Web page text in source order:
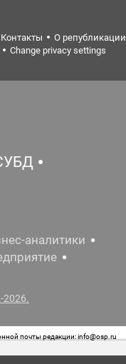
Контакты
О републикации
Change privacy settings
аналитики
2026.
почты редакции: info@osp.ru